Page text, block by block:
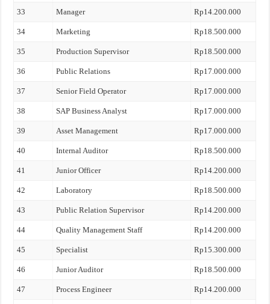
33 Manager Rp14.200.000
34 Marketing Rp18.500.000
35 Production Supervisor Rp18.500.000
36 Public Relations Rp17.000.000
37 Senior Field Operator Rp17.000.000
38 SAP Business Analyst Rp17.000.000
39 Asset Management Rp17.000.000
40 Internal Auditor Rp18.500.000
41 Junior Officer Rp14.200.000
42 Laboratory Rp18.500.000
43 Public Relation Supervisor Rp14.200.000
44 Quality Management Staff Rp14.200.000
45 Specialist Rp15.300.000
46 Junior Auditor Rp18.500.000
47 Process Engineer Rp14.200.000